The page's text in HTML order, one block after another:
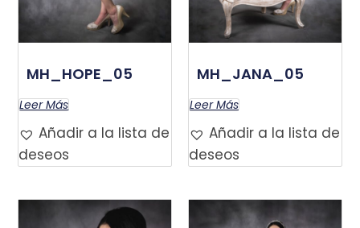
MH_HOPE_05
Leer Más
Añadir a la lista de
deseos
MH_JANA_05
Leer Más
Añadir a la lista de
deseos